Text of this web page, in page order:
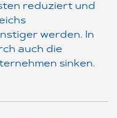
reduziert und
werden. In
auch die
sinken.